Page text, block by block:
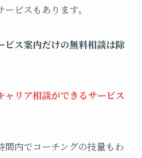
ビスもあります。
ビス案内だけの無料相談は除
ャリア相談ができるサービス
間内でコーチングの技量もわ